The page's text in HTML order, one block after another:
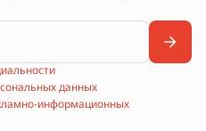
данных
информационных